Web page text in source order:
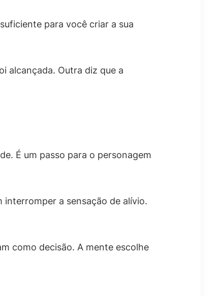
para você criar a sua
alcançada. Outra diz que a
É um passo para o personagem
a sensação de alívio.
como decisão. A mente escolhe